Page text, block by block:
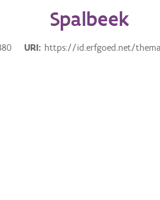
Spalbeek
URI https://id.erfgoed.net/